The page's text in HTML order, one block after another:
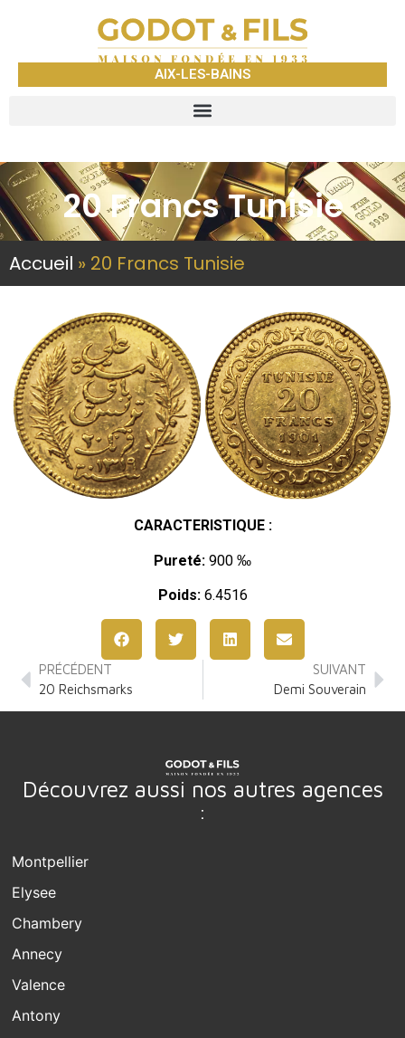
AIX-LES-BAINS
20 Francs Tunisie
Accueil » 20 Francs Tunisie
CARACTERISTIQUE :
Pureté: 900 ‰
Poids:6.4516
PRÉCÉDENT
20 Reichsmarks
SUIVANT
Demi Souverain
Découvrez aussi nos autres agences
:
Montpellier
Elysee
Chambery
Annecy
Valence
Antony